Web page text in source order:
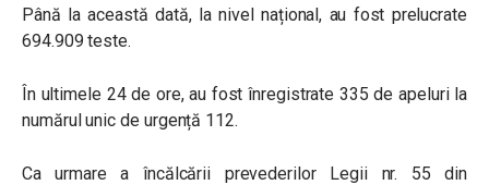
Până la această dată, la nivel național, au fost prelucrate
694.909 teste.
În ultimele 24 de ore, au fost înregistrate 335 de apeluri la
numărul unic de urgență 112.
Ca urmare a încălcării prevederilor Legii nr. 55 din